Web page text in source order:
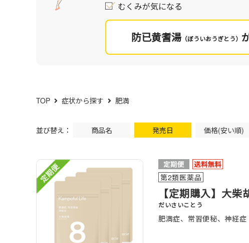
むくみが気になる
防已黄耆湯（ぼういおうぎとう）
TOP 症状から探す 肥満
並び替え： 商品名 発売日 価格(安い順)
第2類医薬品
【定期購入】大
だいさいことう
肥満症、常習便秘、神経症